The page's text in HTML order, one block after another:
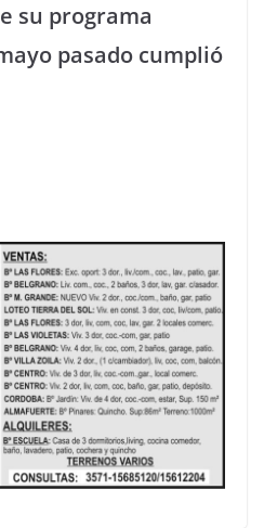
su programa
pasado cumplió